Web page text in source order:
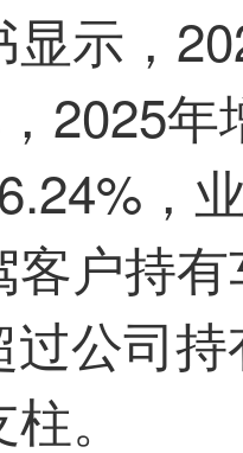
显示，
2025
，
户持
过公司
。